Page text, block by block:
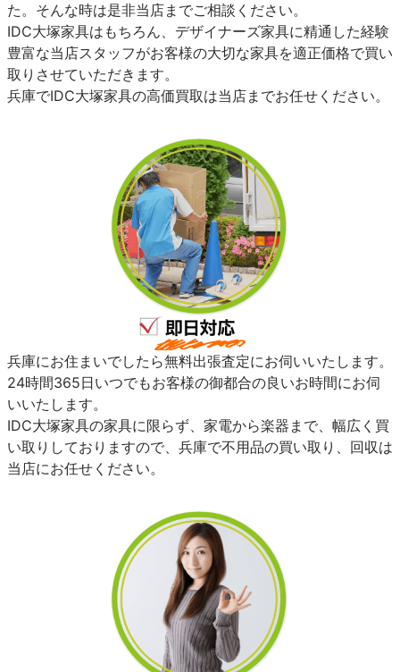
た。そんな時は是非当店までご相談ください。
IDC大塚家具はもちろん、デザイナーズ家具に精通した経験
豊富な当店スタッフがお客様の大切な家具を適正価格で買い
取りさせていただきます。
兵庫でIDC大塚家具の高価買取は当店までお任せください。
兵庫にお住まいでしたら無料出張査定にお伺いいたします。
24時間365日いつでもお客様の御都合の良いお時間にお伺
いいたします。
IDC大塚家具の家具に限らず、家電から楽器まで、幅広く買
い取りしておりますので、兵庫で不用品の買い取り、回収は
当店にお任せください。